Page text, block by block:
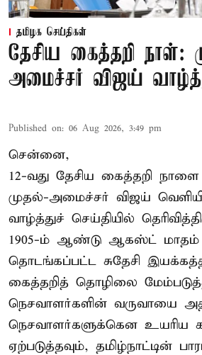
தமிழக செய்திகள்
தேசிய கைத்தறி நாள்:
அமைச்சர் விஜய்
Published on: 06 Aug 2026, 3:49 pm
சென்னை,
12-வது தேசிய கைத்தறி நாளை
முதல்-அமைச்சர் விஜய்
வாழ்த்துச் செய்தியில்
1905-ம் ஆண்டு ஆகஸ்ட் மாதம்
தொடங்கப்பட்ட சுதேசி
கைத்தறித் தொழிலை
நெசவாளர்களின் வருவாயை
நெசவாளர்களுக்கென உயரிய
ஏற்படுத்தவும், தமிழ்நாட்டின்